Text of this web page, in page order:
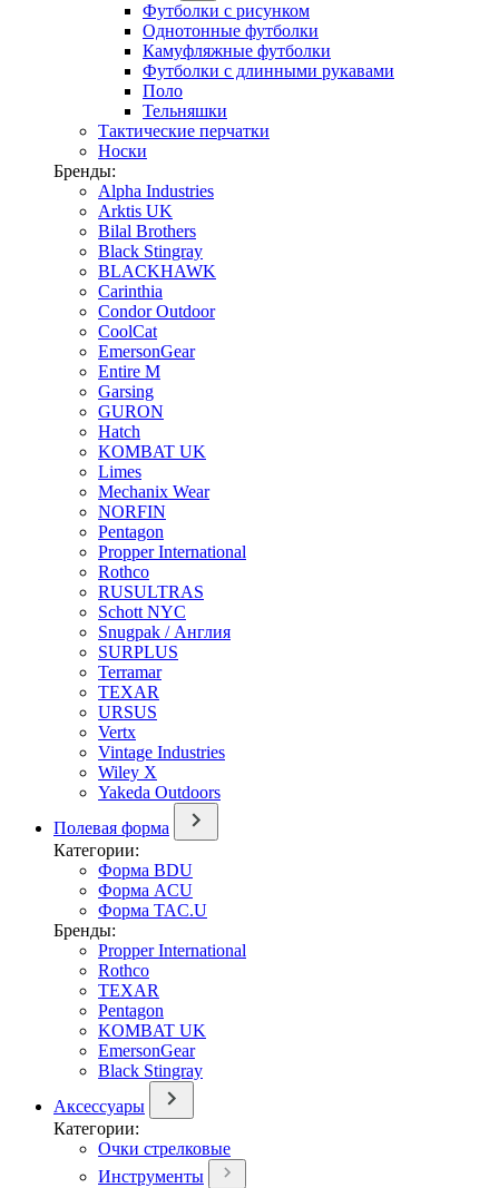
Футболки с рисунком
Однотонные футболки
Камуфляжные футболки
Футболки с длинными рукавами
Поло
Тельняшки
Тактические перчатки
Носки
Бренды:
Alpha Industries
Arktis UK
Bilal Brothers
Black Stingray
BLACKHAWK
Carinthia
Condor Outdoor
CoolCat
EmersonGear
Entire M
Garsing
GURON
Hatch
KOMBAT UK
Limes
Mechanix Wear
NORFIN
Pentagon
Propper International
Rothco
RUSULTRAS
Schott NYC
Snugpak / Англия
SURPLUS
Terramar
TEXAR
URSUS
Vertx
Vintage Industries
Wiley X
Yakeda Outdoors
Полевая форма
Категории:
Форма BDU
Форма ACU
Форма TAC.U
Бренды:
Propper International
Rothco
TEXAR
Pentagon
KOMBAT UK
EmersonGear
Black Stingray
Аксессуары
Категории:
Очки стрелковые
Инструменты